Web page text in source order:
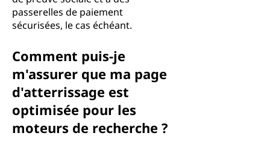
passerelles de paiement
sécurisées, le cas échéant.
Comment puis-je
m'assurer que ma page
d'atterrissage est
optimisée pour les
moteurs de recherche ?